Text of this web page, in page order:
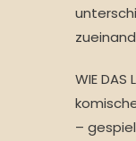
WIE DAS
–